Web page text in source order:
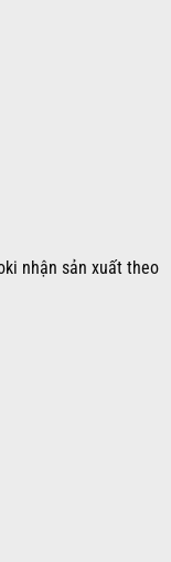
nhận sản xuất theo